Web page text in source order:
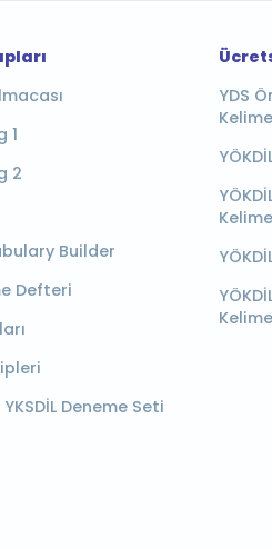
1
2
Builder
Defteri
Deneme Seti
YDS